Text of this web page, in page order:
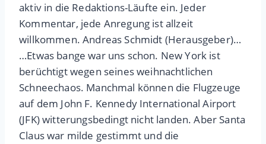
aktiv in die Redaktions-Läufte ein. Jeder
Kommentar, jede Anregung ist allzeit
willkommen. Andreas Schmidt (Herausgeber)…
…Etwas bange war uns schon. New York ist
berüchtigt wegen seines weihnachtlichen
Schneechaos. Manchmal können die Flugzeuge
auf dem John F. Kennedy International Airport
(JFK) witterungsbedingt nicht landen. Aber Santa
Claus war milde gestimmt und die